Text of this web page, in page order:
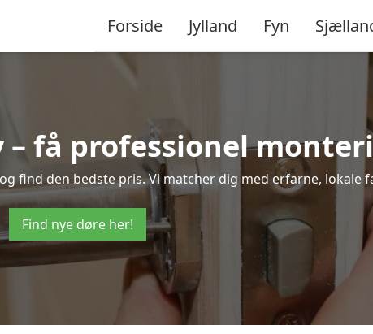
Forside Jylland Fyn
– få professionel
find den bedste pris. Vi matcher dig med erfarne, lokale
Find nye døre her!